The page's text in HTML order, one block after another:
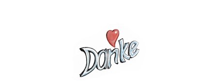
Dein Interesse
und Deine
Beiträge für
das Wohl